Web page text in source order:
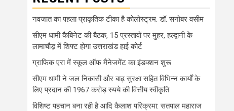
नवजात का पहला प्राकृतिक टीका है कोलोस्ट्रम: डॉ. सनोबर वसीम
सीएम धामी कैबिनेट की बैठक, 15 प्रस्तावों पर मुहर, हल्द्वानी के
लामाचौड़ में शिफ्ट होगा उत्तराखंड हाई कोर्ट
ग्राफिक एरा में स्कूल ऑफ मैनेजमेंट का इंडक्शन शुरू
सीएम धामी ने जल निकासी और बाढ़ सुरक्षा सहित विभिन्न कार्यों के
लिए प्रदान की 1967 करोड़ रुपये की वित्तीय स्वीकृति
विशिष्ट पहचान बना रही है आदि कैलाश परिक्रमा: सतपाल महाराज